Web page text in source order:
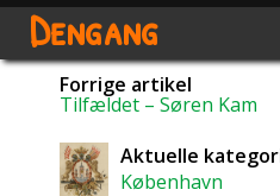
Dengang
Forrige artikel
Tilfældet – Søren Kam
Aktuelle
København